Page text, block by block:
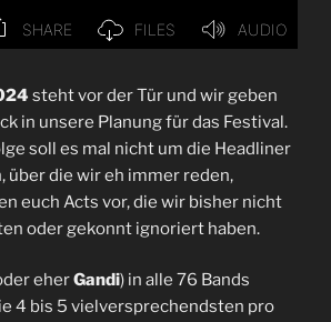
steht vor der Tür und wir geben
in unsere Planung für das Festival.
soll es mal nicht um die Headliner
über die wir eh immer reden,
euch Acts vor, die wir bisher nicht
oder gekonnt ignoriert haben.
eherGandi) in alle 76 Bands
4 bis 5 vielversprechendsten pro